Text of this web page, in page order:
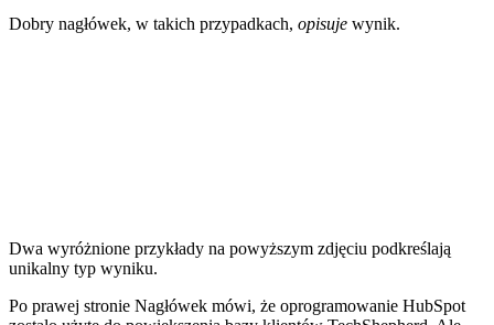
Dobry nagłówek, w takich przypadkach, opisuje wynik.
Dwa wyróżnione przykłady na powyższym zdjęciu podkreślają
unikalny typ wyniku.
Po prawej stronie Nagłówek mówi, że oprogramowanie HubSpot